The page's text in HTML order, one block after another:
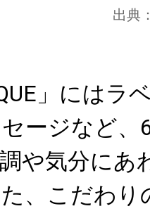
出典
」にはラ
ージなど、
や気分にあ
、こだわり